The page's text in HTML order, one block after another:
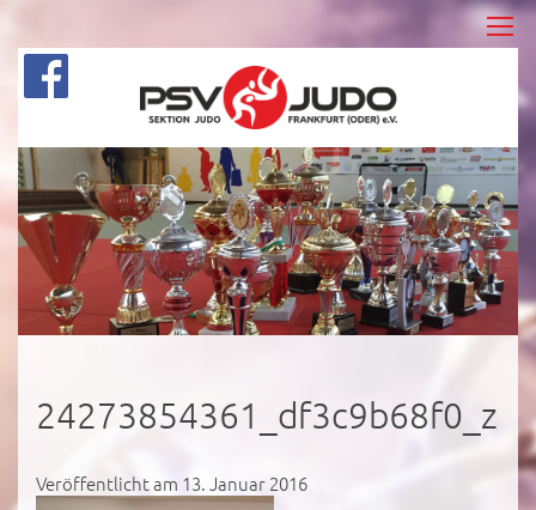
24273854361_df3c9b68f0_z
Veröffentlicht am 13. Januar 2016